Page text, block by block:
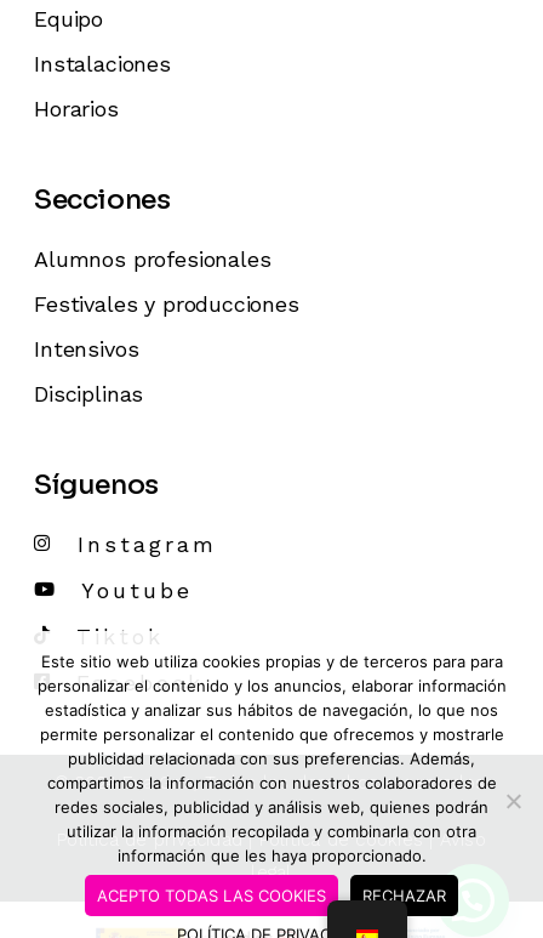
Equipo
Instalaciones
Horarios
Secciones
Alumnos profesionales
Festivales y producciones
Intensivos
Disciplinas
Síguenos
Instagram
Youtube
Tiktok
Facebook
© 2024Eva Gris, Todos los derechos reservados.
Política de privacidad|Política de cookies|Aviso
legal
Este sitio web utiliza cookies propias y de terceros para para
personalizar el contenido y los anuncios, elaborar información
estadística y analizar sus hábitos de navegación, lo que nos
permite personalizar el contenido que ofrecemos y mostrarle
publicidad relacionada con sus preferencias. Además,
compartimos la información con nuestros colaboradores de
redes sociales, publicidad y análisis web, quienes podrán
utilizar la información recopilada y combinarla con otra
información que les haya proporcionado.
ACEPTO TODAS LAS COOKIES
RECHAZAR